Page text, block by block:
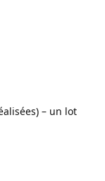
– un lot